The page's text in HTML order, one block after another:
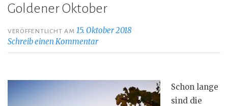
Goldener Oktober
VERÖFFENTLICHT AM15. Oktober 2018
Schreib einen Kommentar
Schon lange
sind die